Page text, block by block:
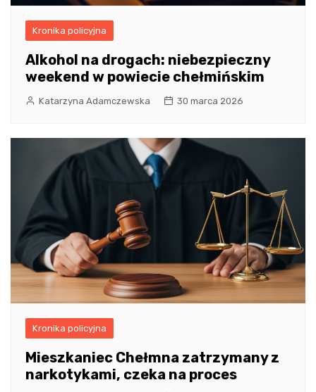
Kronika policyjna
Alkohol na drogach: niebezpieczny
weekend w powiecie chełmińskim
Katarzyna Adamczewska 30 marca 2026
Kronika policyjna
Mieszkaniec Chełmna zatrzymany z
narkotykami, czeka na proces